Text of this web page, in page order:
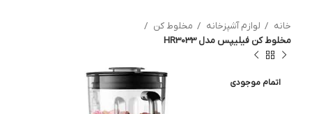
خانه لوازم آشپزخانه
مخلوط کن
مخلوط کن فیلیپس مدل HR3033
اتمام موجودی